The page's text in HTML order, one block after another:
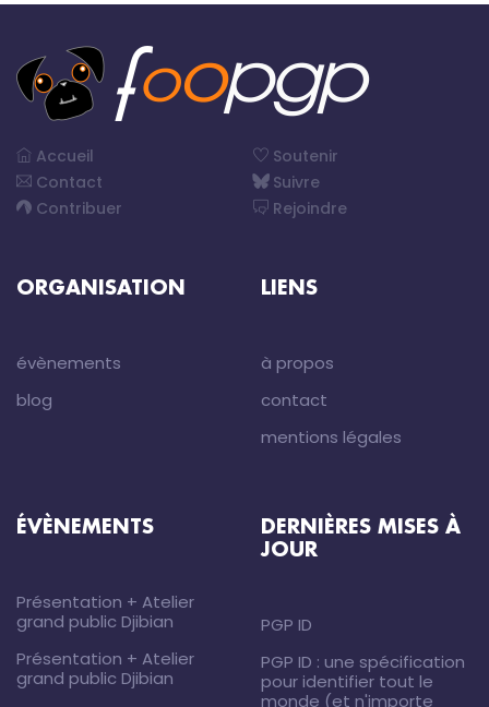
Accueil
Contact
Contribuer
Soutenir
Suivre
Rejoindre
ORGANISATION
évènements
blog
LIENS
à propos
contact
mentions légales
ÉVÈNEMENTS
Présentation + Atelier
grand public Djibian
Présentation + Atelier
grand public Djibian
DERNIÈRES MISES À
JOUR
PGP ID
PGP ID : une spécification
pour identifier tout le
monde (et n'importe